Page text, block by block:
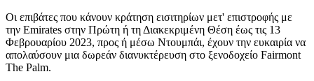
Oι επιβάτες που κάνουν κράτηση εισιτηρίων μετ' επιστροφής με
την Emirates στην Πρώτη ή τη Διακεκριμένη Θέση έως τις 13
Φεβρουαρίου 2023, προς ή μέσω Ντουμπάι, έχουν την ευκαιρία να
απολαύσουν μια δωρεάν διανυκτέρευση στο ξενοδοχείο Fairmont
The Palm.